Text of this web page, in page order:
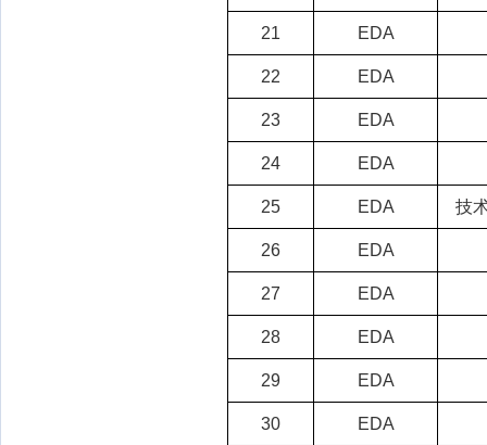
21 EDA
22 EDA
23 EDA
24 EDA
25 EDA 技
26 EDA
27 EDA
28 EDA
29 EDA
30 EDA